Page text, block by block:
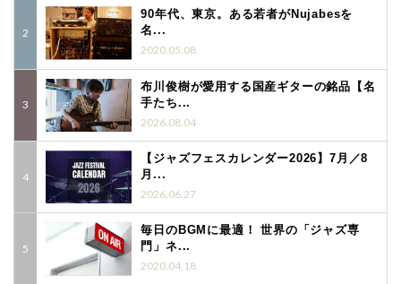
90年代、東京。ある若者がNujabesを
名...
2020.05.08
布川俊樹が愛用する国産ギターの銘品【名
手たち...
2026.08.04
【ジャズフェスカレンダー2026】7月／8
月...
2026.06.27
毎日のBGMに最適！ 世界の「ジャズ専
門」ネ...
2020.04.18